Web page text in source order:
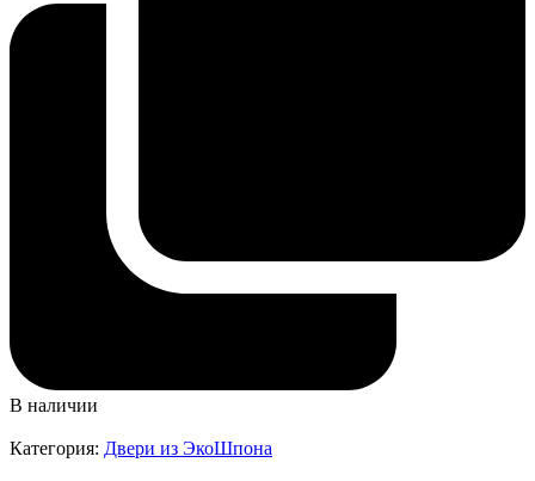
В наличии
Категория: Двери из ЭкоШпона